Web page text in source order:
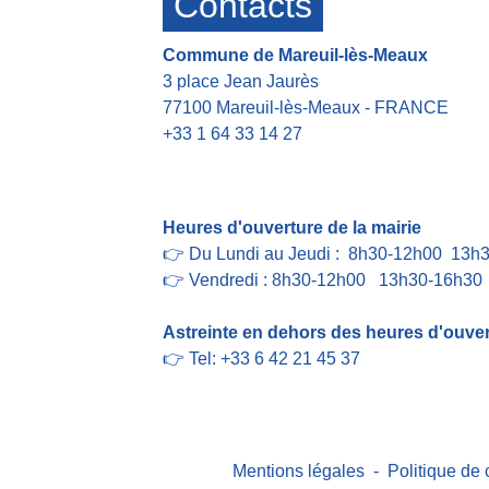
Commune de Mareuil-lès-Meaux
3 place Jean Jaurès
77100 Mareuil-lès-Meaux - FRANCE
+33 1 64 33 14 27
Heures d'ouverture de la mairie
👉 Du Lundi au Jeudi : 8h30-12h00
👉 Vendredi : 8h30-12h00 13h30-16h30
Astreinte en dehors des heures
👉 Tel: +33 6 42 21 45 37
Mentions légales - Politique de